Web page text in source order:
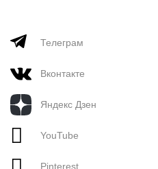
Телеграм
Вконтакте
Яндекс Дзен
YouTube
Pinterest